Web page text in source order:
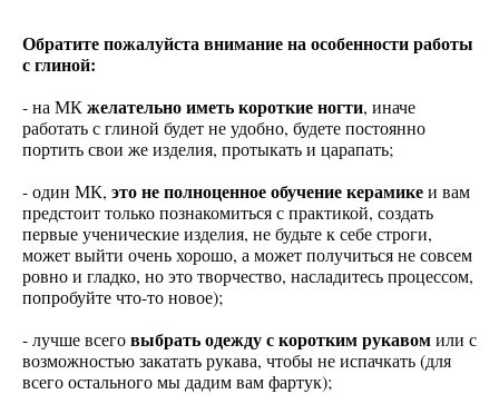
Обратите пожалуйста внимание на особенности работы
с глиной:
- на МКжелательно иметь короткие ногти, иначе
работать с глиной будет не удобно, будете постоянно
портить свои же изделия, протыкать и царапать;
- один МК, это не полноценное обучение керамикеи вам
предстоит только познакомиться с практикой, создать
первые ученические изделия, не будьте к себе строги,
может выйти очень хорошо, а может получиться не совсем
ровно и гладко, но это творчество, насладитесь процессом,
попробуйте что-то новое);
- лучше всеговыбрать одежду с коротким рукавомили с
возможностью закатать рукава, чтобы не испачкать (для
всего остального мы дадим вам фартук);